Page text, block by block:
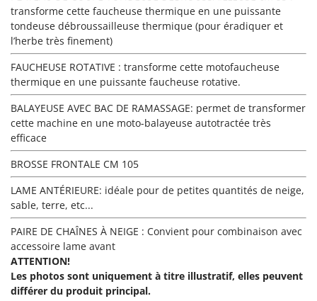
V
Vêtements de Sécurité
Vibroculteurs à tracteur
M
M.A.I.BO.
Macom
Macte Ovens
Makita
MAMMAMIA
Marcato
Marina Systems
Master
Mastercook
Masterpro
McCulloch
MCH
Michelin
transforme cette faucheuse thermique en une puissante
tondeuse débroussailleuse thermique (pour éradiquer et
l’herbe très finement)
FAUCHEUSE ROTATIVE : transforme cette motofaucheuse
thermique en une puissante faucheuse rotative.
BALAYEUSE AVEC BAC DE RAMASSAGE: permet de transformer
cette machine en une moto-balayeuse autotractée très
efficace
BROSSE FRONTALE CM 105
LAME ANTÉRIEURE: idéale pour de petites quantités de neige,
sable, terre, etc...
PAIRE DE CHAÎNES À NEIGE : Convient pour combinaison avec
accessoire lame avant
ATTENTION!
Les photos sont uniquement à titre illustratif, elles peuvent
différer du produit principal.